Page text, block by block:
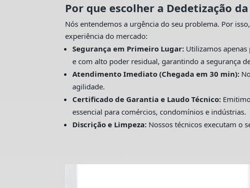
Por que escolher a Dedetização
Nós entendemos a urgência do seu problema. Por
experiência do mercado:
Segurança em Primeiro Lugar: Utilizamos
e com alto poder residual, garantindo a segurança
Atendimento Imediato (Chegada em 30 min):
agilidade.
Certificado de Garantia e Laudo Técnico:
essencial para comércios, condomínios e indústrias.
Discrição e Limpeza: Nossos técnicos executam o